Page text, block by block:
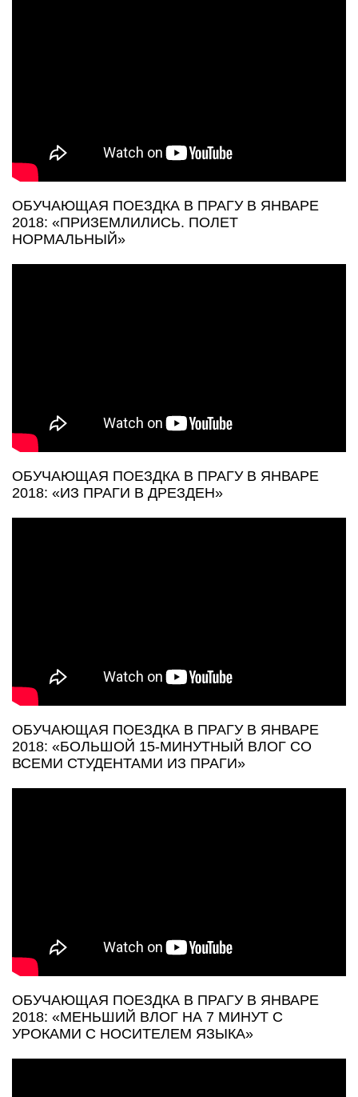
ОБУЧАЮЩАЯ ПОЕЗДКА В ПРАГУ В ЯНВАРЕ
2018: «ПРИЗЕМЛИЛИСЬ. ПОЛЕТ
НОРМАЛЬНЫЙ»
ОБУЧАЮЩАЯ ПОЕЗДКА В ПРАГУ В ЯНВАРЕ
2018: «ИЗ ПРАГИ В ДРЕЗДЕН»
ОБУЧАЮЩАЯ ПОЕЗДКА В ПРАГУ В ЯНВАРЕ
2018: «БОЛЬШОЙ 15-МИНУТНЫЙ ВЛОГ СО
ВСЕМИ СТУДЕНТАМИ ИЗ ПРАГИ»
ОБУЧАЮЩАЯ ПОЕЗДКА В ПРАГУ В ЯНВАРЕ
2018: «МЕНЬШИЙ ВЛОГ НА 7 МИНУТ С
УРОКАМИ С НОСИТЕЛЕМ ЯЗЫКА»